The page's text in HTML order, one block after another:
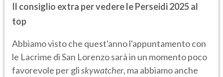
Il consiglio extra per vedere le Perseidi 2025 al
top
Abbiamo visto che quest'anno l'appuntamento con
le Lacrime di San Lorenzo sarà in un momento poco
favorevole per gliskywatcher, ma abbiamo anche